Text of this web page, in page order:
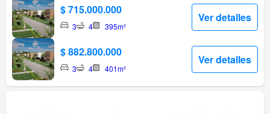
$ 715.000.000
3 4 395m²
Ver detalles
$ 882.800.000
3 4 401m²
Ver detalles